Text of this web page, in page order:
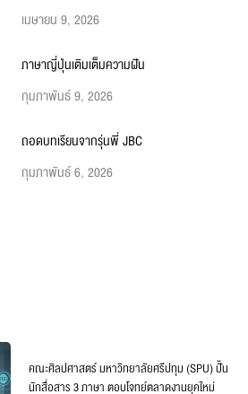
เมษายน 9, 2026
ภาษาญี่ปุ่นเติมเต็มความฝัน
กุมภาพันธ์ 9, 2026
ถอดบทเรียนจากรุ่นพี่ JBC
กุมภาพันธ์ 6, 2026
คณะศิลปศาสตร์ มหาวิทยาลัยศรีปทุม (SPU) ปั้น
นักสื่อสาร 3 ภาษา ตอบโจทย์ตลาดงานยุคใหม่